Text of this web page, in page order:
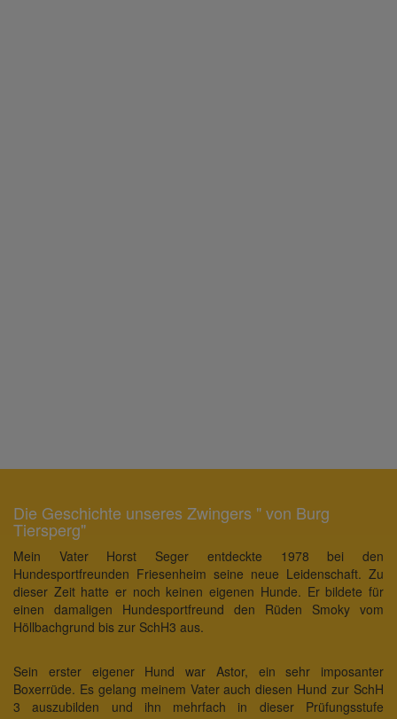
Die Geschichte unseres Zwingers " von Burg
Tiersperg"
Mein Vater Horst Seger entdeckte 1978 bei den
Hundesportfreunden Friesenheim seine neue Leidenschaft. Zu
dieser Zeit hatte er noch keinen eigenen Hunde. Er bildete für
einen damaligen Hundesportfreund den Rüden Smoky vom
Höllbachgrund bis zur SchH3 aus.
Sein erster eigener Hund war Astor, ein sehr imposanter
Boxerrüde. Es gelang meinem Vater auch diesen Hund zur SchH
3 auszubilden und ihn mehrfach in dieser Prüfungsstufe